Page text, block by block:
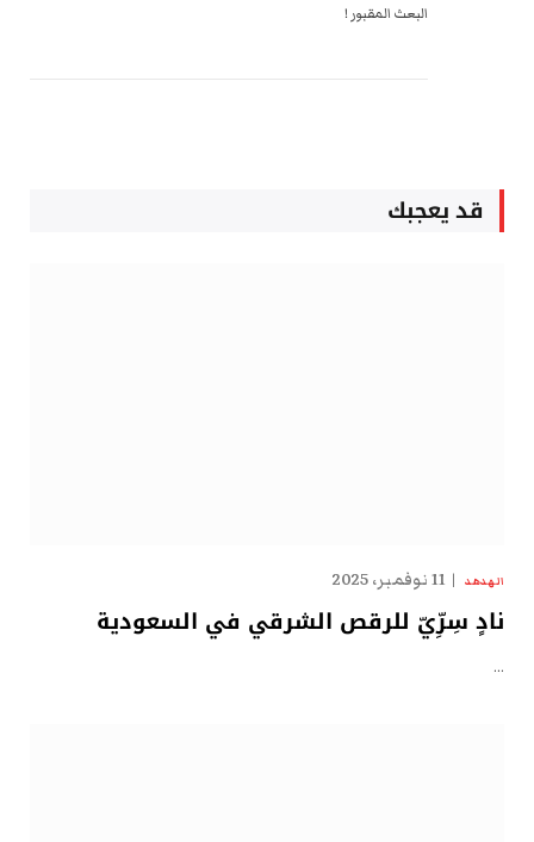
البعث المقبور !
قد يعجبك
الهدهد 11 نوفمبر، 2025
نادٍ سِرِّيّ للرقص الشرقي في السعودية
…